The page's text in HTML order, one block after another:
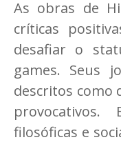
As obras de
críticas
desafiar o
games. Seus
descritos como
provocativos.
filosóficas e